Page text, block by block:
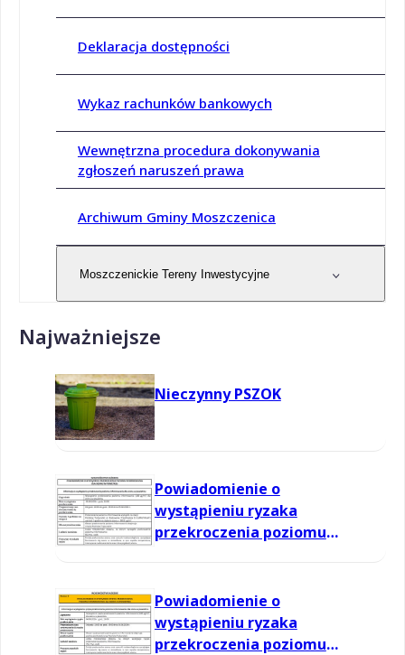
Deklaracja dostępności
Wykaz rachunków bankowych
Wewnętrzna procedura dokonywania
zgłoszeń naruszeń prawa
Archiwum Gminy Moszczenica
Moszczenickie Tereny Inwestycyjne
Najważniejsze
Nieczynny PSZOK
Powiadomienie o
wystąpieniu ryzaka
przekroczenia poziomu
Powiadomienie o
wystąpieniu ryzaka
przekroczenia poziomu